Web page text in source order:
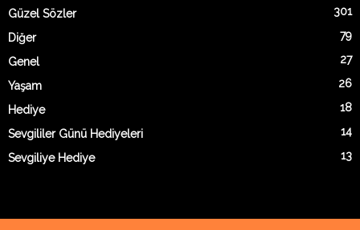
Güzel Sözler 301
Diğer 79
Genel 27
Yaşam 26
Hediye 18
Sevgililer Günü Hediyeleri 14
Sevgiliye Hediye 13